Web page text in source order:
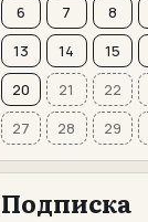
6
7 8
13
14 15
20
21 22
27
28 29
Подписка